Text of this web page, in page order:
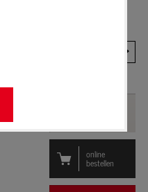
online
bestellen